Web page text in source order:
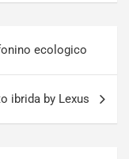
ecologico
ibrida by Lexus